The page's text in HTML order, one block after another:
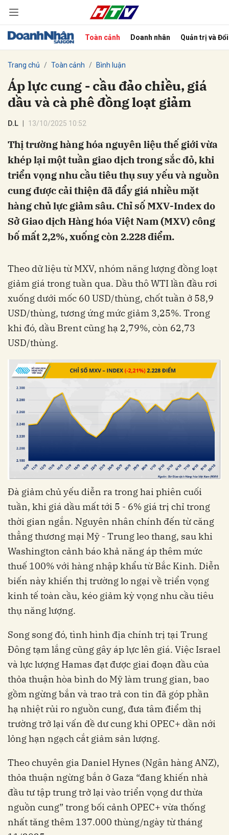
Toàn cảnh Doanh nhân Quản trị và
Trang chủ Toàn cảnh Bình luận
Áp lực cung - cầu đảo chiều, giá
dầu và cà phê đồng loạt giảm
D.L 13/10/2025 10:52
Thị trường hàng hóa nguyên liệu thế giới vừa
khép lại một tuần giao dịch trong sắc đỏ, khi
triển vọng nhu cầu tiêu thụ suy yếu và nguồn
cung được cải thiện đã đẩy giá nhiều mặt
hàng chủ lực giảm sâu. Chỉ số MXV-Index do
Sở Giao dịch Hàng hóa Việt Nam (MXV) công
bố mất 2,2%, xuống còn 2.228 điểm.
Theo dữ liệu từ MXV, nhóm năng lượng đồng loạt
giảm giá trong tuần qua. Dầu thô WTI lần đầu rơi
xuống dưới mốc 60 USD/thùng, chốt tuần ở 58,9
USD/thùng, tương ứng mức giảm 3,25%. Trong
khi đó, dầu Brent cũng hạ 2,79%, còn 62,73
USD/thùng.
Đà giảm chủ yếu diễn ra trong hai phiên cuối
tuần, khi giá dầu mất tới 5 - 6% giá trị chỉ trong
thời gian ngắn. Nguyên nhân chính đến từ căng
thẳng thương mại Mỹ - Trung leo thang, sau khi
Washington cảnh báo khả năng áp thêm mức
thuế 100% với hàng nhập khẩu từ Bắc Kinh. Diễn
biến này khiến thị trường lo ngại về triển vọng
kinh tế toàn cầu, kéo giảm kỳ vọng nhu cầu tiêu
thụ năng lượng.
Song song đó, tình hình địa chính trị tại Trung
Đông tạm lắng cũng gây áp lực lên giá. Việc Israel
và lực lượng Hamas đạt được giai đoạn đầu của
thỏa thuận hòa bình do Mỹ làm trung gian, bao
gồm ngừng bắn và trao trả con tin đã góp phần
hạ nhiệt rủi ro nguồn cung, đưa tâm điểm thị
trường trở lại vấn đề dư cung khi OPEC+ dần nới
lỏng hạn ngạch cắt giảm sản lượng.
Theo chuyên gia Daniel Hynes (Ngân hàng ANZ),
thỏa thuận ngừng bắn ở Gaza “đang khiến nhà
đầu tư tập trung trở lại vào triển vọng dư thừa
nguồn cung” trong bối cảnh OPEC+ vừa thống
nhất tăng thêm 137.000 thùng/ngày từ tháng
Hủy